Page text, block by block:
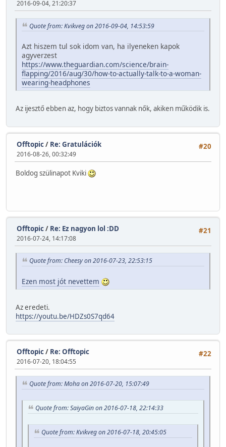
2016-09-04, 21:20:37
Quote from: Kvikveg on 2016-09-04, 14:53:59
Azt hiszem tul sok idom van, ha ilyeneken kapok
agyverzest
https://www.theguardian.com/science/brain-
flapping/2016/aug/30/how-to-actually-talk-to-a-woman-
wearing-headphones
Az ijesztő ebben az, hogy biztos vannak nők, akiken működik is.
#20
Offtopic/ Re: Gratulációk
2016-08-26, 00:32:49
Boldog szülinapot Kviki
#21
Offtopic/ Re: Ez nagyon lol :DD
2016-07-24, 14:17:08
Quote from: Cheesy on 2016-07-23, 22:53:15
Ezen most jót nevettem
Az eredeti.
https://youtu.be/HDZs0S7qd64
#22
Offtopic/ Re: Offtopic
2016-07-20, 18:04:55
Quote from: Moha on 2016-07-20, 15:07:49
Quote from: SaiyaGin on 2016-07-18, 22:14:33
Quote from: Kvikveg on 2016-07-18, 20:45:05